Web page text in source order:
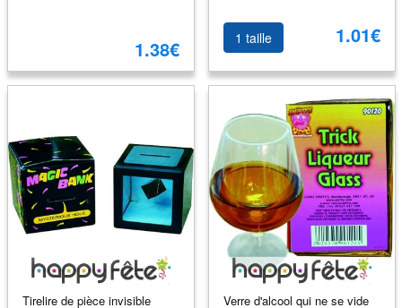
1.38€ 1 taille 1.01€
Tirelire de pièce invisible
Verre d'alcool qui ne se vide